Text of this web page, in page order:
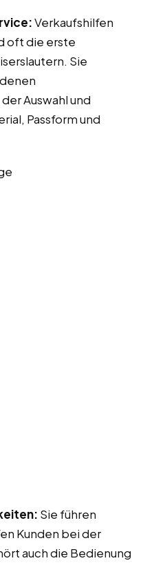
Verkaufshilfen
oft die erste
Sie
Auswahl und
Passform und
Sie führen
Kunden bei der
auch die Bedienung